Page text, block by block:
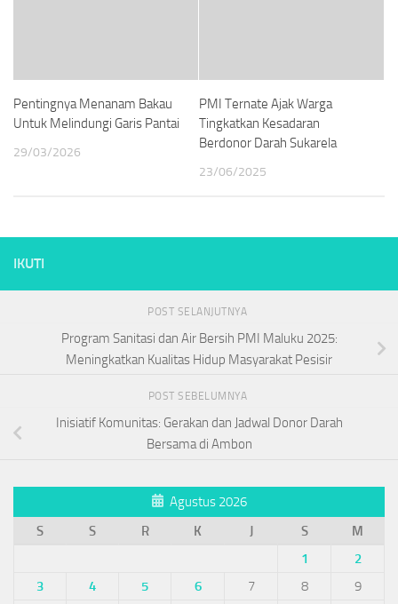
Pentingnya Menanam Bakau
Untuk Melindungi Garis Pantai
29/03/2026
PMI Ternate Ajak Warga
Tingkatkan Kesadaran
Berdonor Darah Sukarela
23/06/2025
IKUTI
POST SELANJUTNYA
Program Sanitasi dan Air Bersih PMI Maluku 2025:
Meningkatkan Kualitas Hidup Masyarakat Pesisir
POST SEBELUMNYA
Inisiatif Komunitas: Gerakan dan Jadwal Donor Darah
Bersama di Ambon
Agustus 2026
S
S R K J S
M
1
2
3
4 5 6 7 8
9